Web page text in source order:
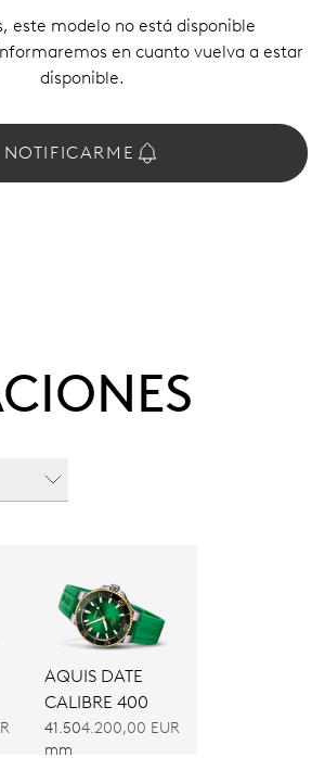
este modelo no está disponible
en cuanto vuelva a estar
disponible.
NOTIFICARME
AQUIS DATE
CALIBRE 400
41.50
mm
4.200,00 EUR